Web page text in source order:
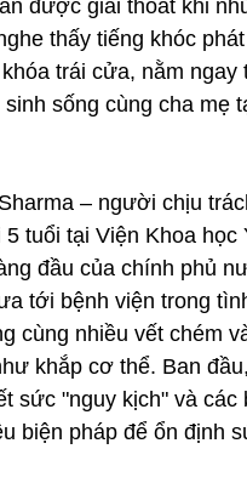
được giải thoát khi
thấy tiếng khóc
trái cửa, nằm ngay
sống cùng cha mẹ
– người chịu
tuổi tại Viện Khoa học
đầu của chính phủ
tới bệnh viện trong
cùng nhiều vết chém
khắp cơ thể. Ban
sức "nguy kịch" và các
biện pháp để ổn định